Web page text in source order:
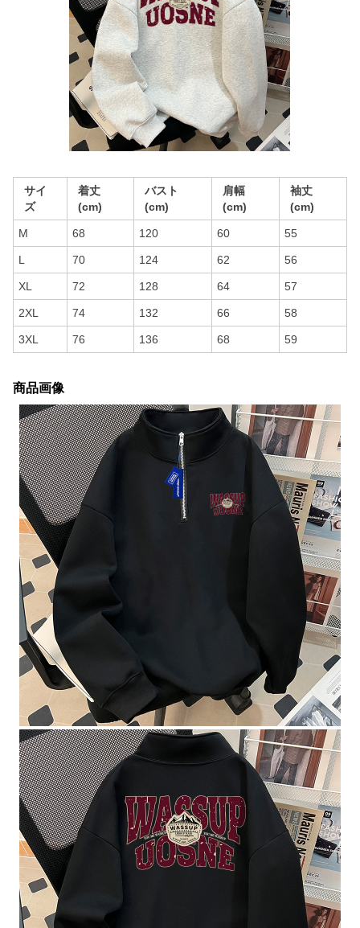
サイ
ズ
着丈
(cm)
バスト
(cm)
肩幅
(cm)
袖丈
(cm)
M 68 120 60 55
L 70 124 62 56
XL 72 128 64 57
2XL 74 132 66 58
3XL 76 136 68 59
商品画像